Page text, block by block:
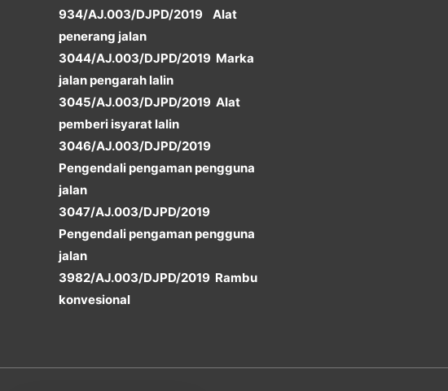
934/AJ.003/DJPD/2019 Alat
penerang jalan
3044/AJ.003/DJPD/2019 Marka
jalan pengarah lalin
3045/AJ.003/DJPD/2019 Alat
pemberi isyarat lalin
3046/AJ.003/DJPD/2019
Pengendali pengaman pengguna
jalan
3047/AJ.003/DJPD/2019
Pengendali pengaman pengguna
jalan
3982/AJ.003/DJPD/2019 Rambu
konvesional